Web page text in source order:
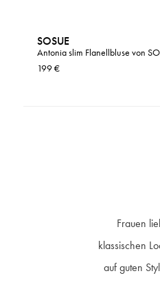
SOSUE
Antonia slim Flanellbluse von
199 €
Frauen
klassischen
auf guten